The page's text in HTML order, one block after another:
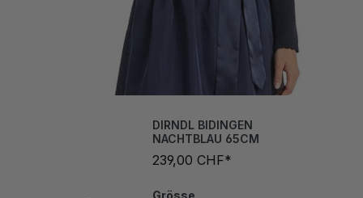
NACHTBLAU 65CM
239,00 CHF*